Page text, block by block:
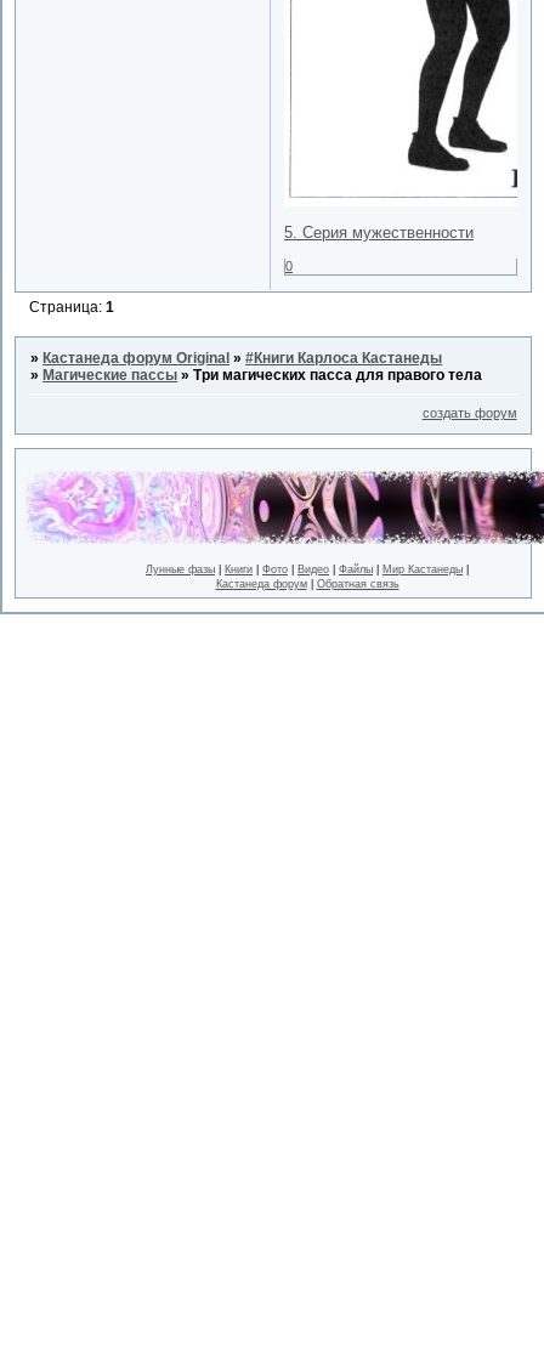
5. Серия мужественности
0
Страница:1
»Кастанеда форум Original »#Книги Карлоса Кастанеды
»Магические пассы »Три магических пасса для правого тела
создать форум
Лунные фазы Книги Фото Видео Файлы Мир Кастанеды
Кастанеда форум| Обратная связь